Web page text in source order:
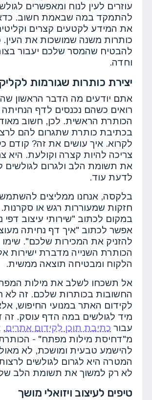
עוזרים לעין לנוח ומאפשרים
להתמקד במה שבאמת חשוב.
את המידע לקטעים קצרים
כותרות משנה שמושכות את העין.
להבטיח שהמסר שלכם יעבור
וחדה.
יצירת כותרות שגורמות לקליק
אתם יודעים מה הדבר הראשון
רואים כשהם נכנסים לדף הנחיתה
הכותרת הראשית. לכן, חשוב
בכתיבת כותרת שתגרום להם
לקרוא. איך עושים את זה? קודם
צריכה להיות קצרה וקולעת. היא
את תשומת הלב ולגרום לגולשים
לדעת עוד.
בלקסה, אנחנו ממליצים
חזקות שמעוררות רגש או
במקום לכתוב "שירותי עיצוב דפי
אפשר לכתוב "איך דף נחיתה
להזניק את המכירות שלכם". שימו
הכותרת השנייה מדברת ישירות
הלקוח ומבטיחה תוצאה ממשית.
אל תשכחו לשלב את מילות
החשובות בכותרות שלכם. זה לא
לקידום האתר במנועי החיפוש,
מיד לגולשים במה הדף עוסק. זה
עבור כתיבת תוכן לקידום אתרים,
מ"דחיסת מילות מפתח" -
להישמע טבעית ומושכת, לא
המטרה היא לגרום לגולשים
לא רק למשוך את תשומת הלב של
טיפים לעיצוב ויזואלי מושך